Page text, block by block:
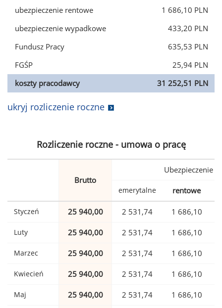
ubezpieczenie rentowe
1 686,10 PLN
ubezpieczenie wypadkowe
433,20 PLN
Fundusz Pracy
635,53 PLN
FGŚP
25,94 PLN
koszty pracodawcy
31 252,51 PLN
ukryj rozliczenie roczne
Rozliczenie roczne - umowa o pracę
Brutto
Ubezpieczenie
emerytalne rentowe
Styczeń 25 940,00 2 531,74 1 686,10
Luty 25 940,00 2 531,74 1 686,10
Marzec 25 940,00 2 531,74 1 686,10
Kwiecień 25 940,00 2 531,74 1 686,10
Maj 25 940,00 2 531,74 1 686,10